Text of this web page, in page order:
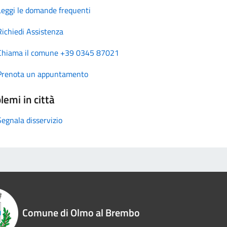
le domande frequenti
Assistenza
il comune +39 0345 87021
un appuntamento
in città
disservizio
Comune di Olmo al Brembo